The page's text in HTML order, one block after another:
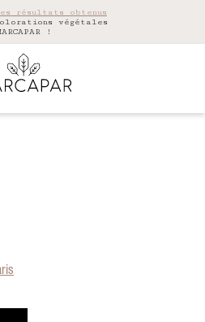
résultats obtenus
végétales
!